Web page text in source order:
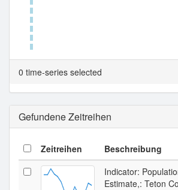
0 time-series selected
Gefundene Zeitreihen
Zeitreihen Beschreibung
Indicator:
Estimate,: Teton